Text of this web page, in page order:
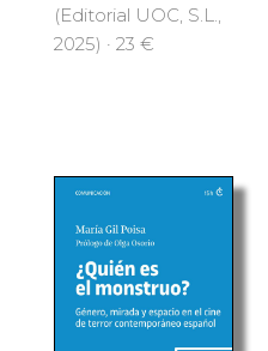
(Editorial UOC, S.L.,
2025) · 23 €